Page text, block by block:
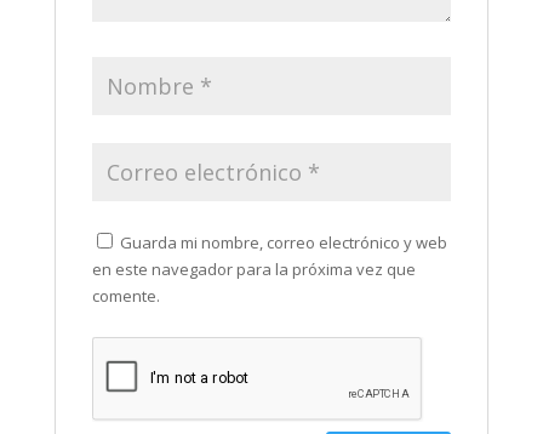
Guarda mi nombre, correo electrónico y web
en este navegador para la próxima vez que
comente.